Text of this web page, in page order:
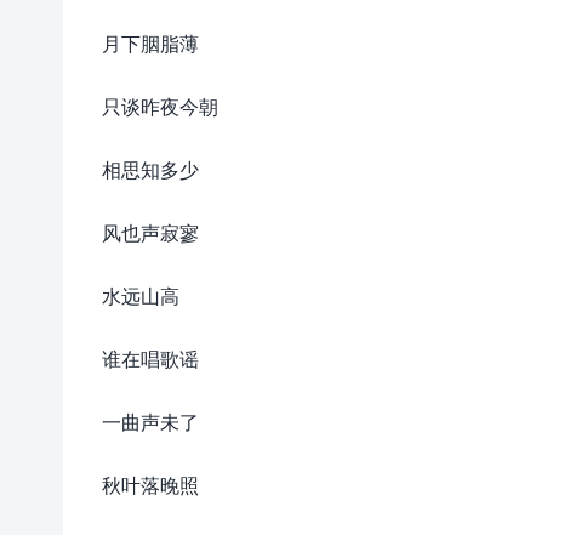
月下胭脂薄
只谈昨夜今朝
相思知多少
风也声寂寥
水远山高
谁在唱歌谣
一曲声未了
秋叶落晚照